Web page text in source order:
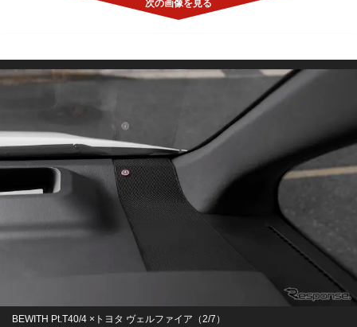
BEWITH Pt.T40/4 ×トヨタ ヴェルファイア（2/7）